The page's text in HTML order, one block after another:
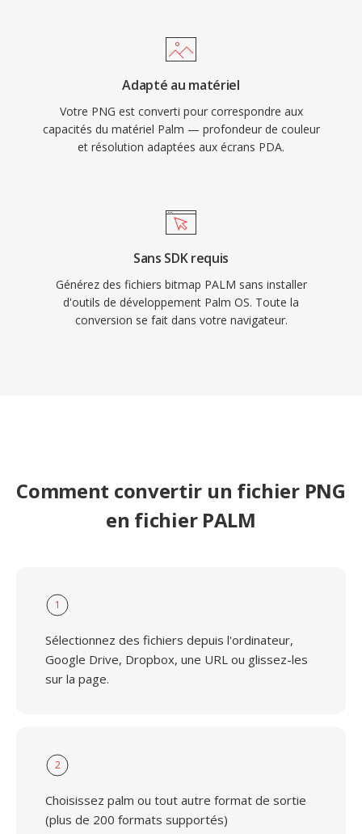
Adapté au matériel
Votre PNG est converti pour correspondre aux
capacités du matériel Palm — profondeur de couleur
et résolution adaptées aux écrans PDA.
Sans SDK requis
Générez des fichiers bitmap PALM sans installer
d'outils de développement Palm OS. Toute la
conversion se fait dans votre navigateur.
Comment convertir un fichier PNG
en fichier PALM
1
Sélectionnez des fichiers depuis l'ordinateur,
Google Drive, Dropbox, une URL ou glissez-les
sur la page.
2
Choisissez palm ou tout autre format de sortie
(plus de 200 formats supportés)